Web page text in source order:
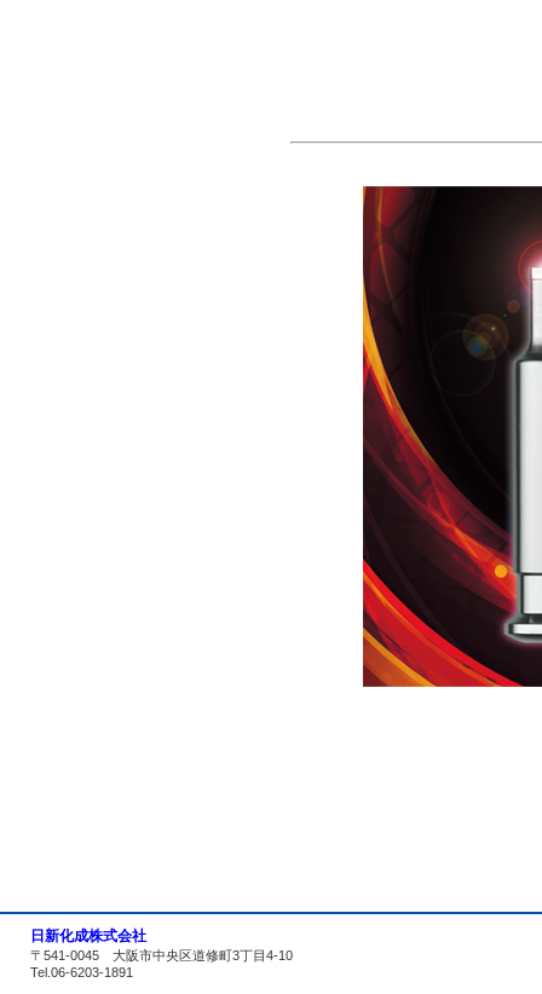
日新化成株式会社
〒541-0045 大阪市中央区道修町3丁目4-10
Tel.06-6203-1891